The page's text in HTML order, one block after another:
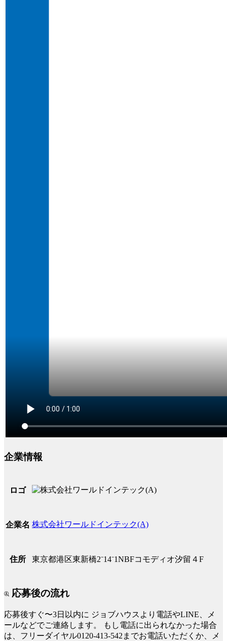
企業情報
ロゴ
企業名 株式会社ワールドインテック(A)
住所 東京都港区東新橋2⁻14⁻1NBFコモディオ汐留４F
応募後の流れ
応募後すぐ〜3日以内に ジョブハウスより電話やLINE、メ
ールなどでご連絡します。
もし電話に出られなかった場合
は、フリーダイヤル0120-413-542までお電話いただくか、メ